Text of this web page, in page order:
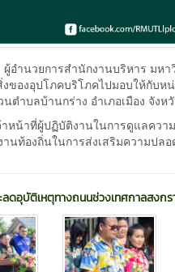
อำนวยการสำนักงานบริหาร มห
องอุปโภคบริโภคไปมอบให้กับห
ตำบลบ้านกร่าง อำเภอเมือง จัง
หน้าที่ผู้ปฏิบัติงานในการดูแลคว
นท้องถิ่นในการส่งเสริมความปล
อุบัติเหตุทางถนนช่วงเทศกาลสงก